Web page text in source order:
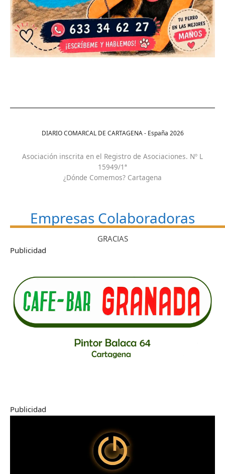
DIARIO COMARCAL DE CARTAGENA - España 2026
Asociación inscrita en el Registro de Asociaciones. Nº L
15949/1ª
¿Dónde Comemos? Cartagena
Empresas Colaboradoras
GRACIAS
Publicidad
Publicidad